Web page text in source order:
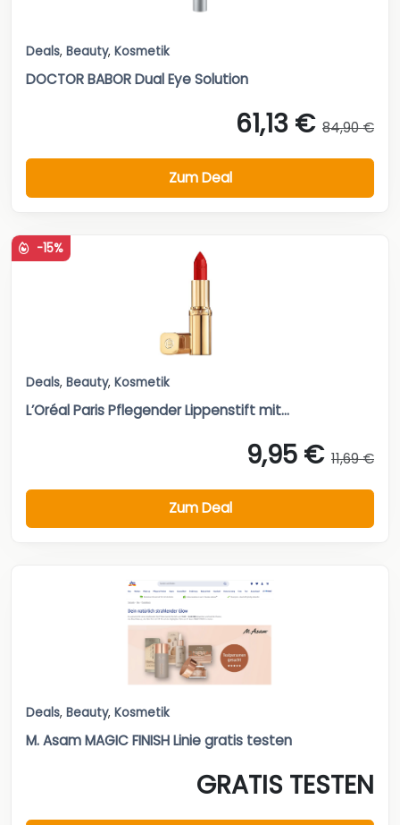
Deals, Beauty, Kosmetik
DOCTOR BABOR Dual Eye Solution
61,13 € 84,90 €
Zum Deal
-15%
Deals, Beauty, Kosmetik
L’Oréal Paris Pflegender Lippenstift mit...
9,95 € 11,69 €
Zum Deal
Deals, Beauty, Kosmetik
M. Asam MAGIC FINISH Linie gratis testen
GRATIS TESTEN